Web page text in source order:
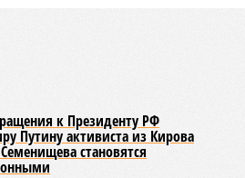
к Президенту РФ
Путину активиста из Кирова
становятся